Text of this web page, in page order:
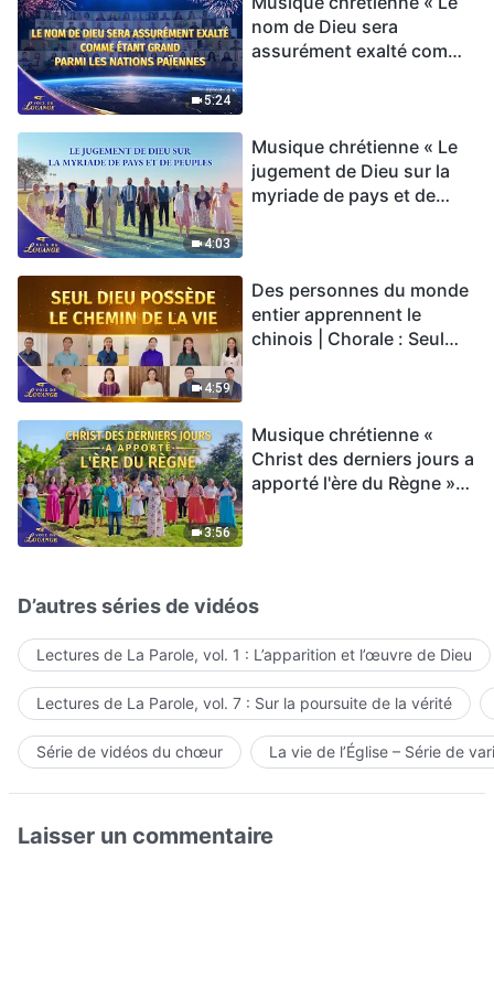
5:24
nom de Dieu sera
assurément exalté comme
2026
4:03
Musique chrétienne « Le
jugement de Dieu sur la
myriade de pays et de
4:59
Des personnes du monde
entier apprennent le
chinois | Chorale : Seul
3:56
Musique chrétienne «
Christ des derniers jours a
apporté l'ère du Règne »
D’autres séries de vidéos
Lectures de La Parole, vol. 1 : L’apparition et l’œuvre de Dieu
Lectures de La Parole, vol. 7 : Sur la poursuite de la vérité
Série de vidéos du chœur La vie de l’Église – Série de
Laisser un commentaire